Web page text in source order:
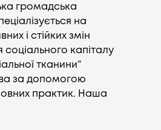
громадська
на
і стійких змін
капіталу
тканини”
за допомогою
практик. Наша